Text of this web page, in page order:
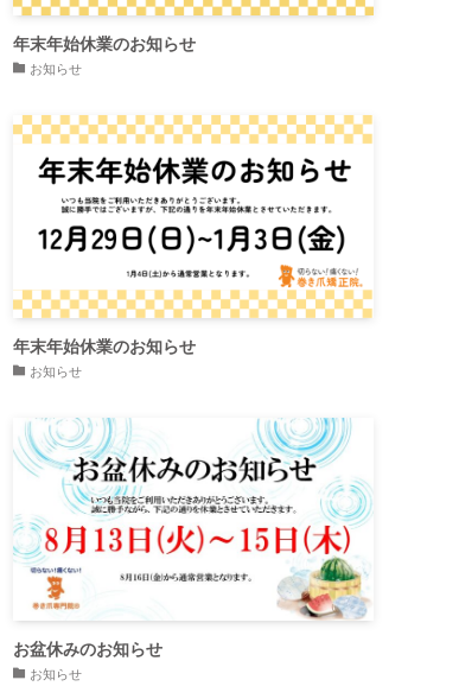
年末年始休業のお知らせ
お知らせ
年末年始休業のお知らせ
お知らせ
お盆休みのお知らせ
お知らせ